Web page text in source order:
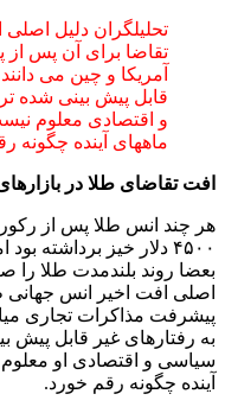
تحلیلگران دلیل
تقاضا برای آن پس
آمریکا و چین می
قابل پیش بینی شده
و اقتصادی معلوم
ماههای آینده چگونه
افت تقاضای طلا در
هر چند انس طلا پس از
۴۵۰۰ دلار خیز برداشته
بعضا روند بلندمدت طلا را
اصلی افت اخیر انس جهانی
پیشرفت مذاکرات تجاری
به رفتارهای غیر قابل پیش
سیاسی و اقتصادی او
آینده چگونه رقم خورد.